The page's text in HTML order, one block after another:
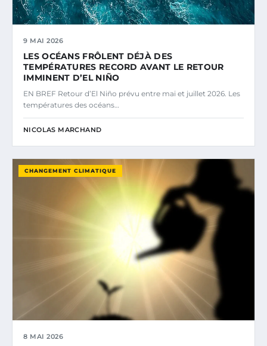
9 MAI 2026
LES OCÉANS FRÔLENT DÉJÀ DES
TEMPÉRATURES RECORD AVANT LE RETOUR
IMMINENT D’EL NIÑO
EN BREF Retour d’El Niño prévu entre mai et juillet 2026. Les
températures des océans…
NICOLAS MARCHAND
CHANGEMENT CLIMATIQUE
8 MAI 2026